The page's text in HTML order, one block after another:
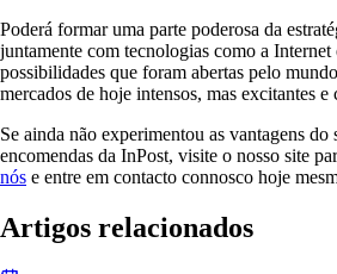
Poderá formar uma parte poderosa da
juntamente com tecnologias como a
possibilidades que foram abertas pelo
mercados de hoje intensos, mas excitantes e
Se ainda não experimentou as vantagens do
encomendas da InPost, visite o nosso site
nós e entre em contacto connosco hoje
Artigos relacionados